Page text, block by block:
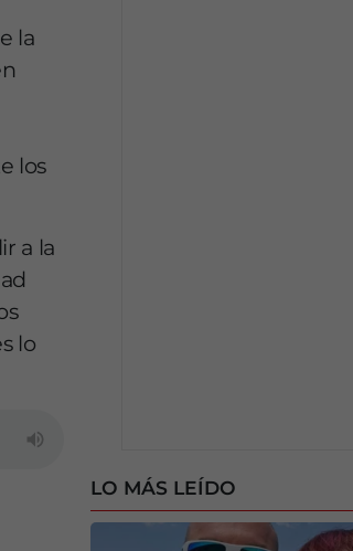
la
los
a la
lo
LO MÁS LEÍDO